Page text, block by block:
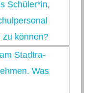
Schüler*in,
zu können?
Stadt­ra­
Was